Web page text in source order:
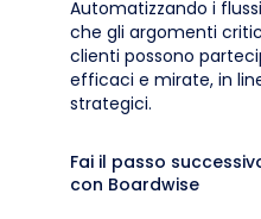
Automatizzando i
che gli argomenti
clienti possono
efficaci e mirate, in
strategici.
Fai il passo
con Boardwise